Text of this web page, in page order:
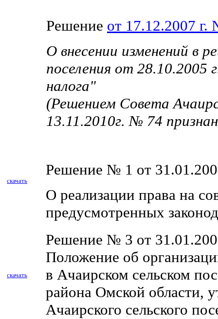
Решение от 17.12.2007 г.
О внесении изменений в
поселения от 28.10.2005
налога"
(Решением Совета
13.11.2010г. № 74
скачать
Решение № 1 от
О реализации права на
предусмотренных
скачать
Решение № 3 от
Положение об
в Ачаирском сельском
района Омской области,
Ачаирского сельского